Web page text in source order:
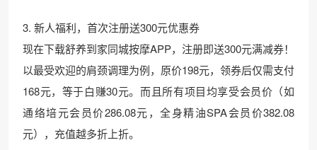
3. 新人福利，首次注册送300元优惠券
现在下载舒养到家同城按摩APP，注册即送300元满减券！
以最受欢迎的肩颈调理为例，原价198元，领券后仅需支付
168元，等于白赚30元。而且所有项目均享受会员价（如
通络培元会员价286.08元，全身精油SPA会员价382.08
元），充值越多折上折。